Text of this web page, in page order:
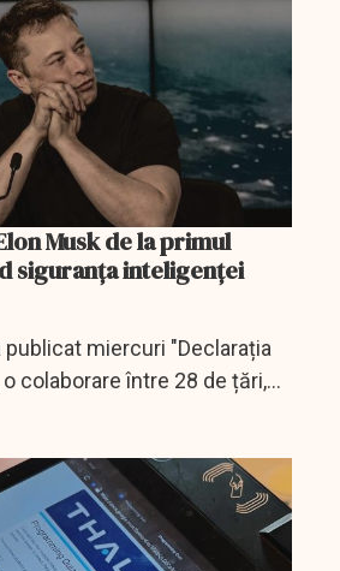
Musk de la primul
siguranța inteligenței
publicat miercuri "Declarația
colaborare între 28 de țări,
menită să stimuleze